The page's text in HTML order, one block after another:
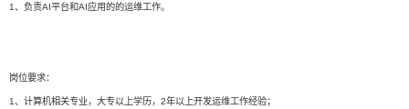
1、负责AI平台和AI应用的的运维工作。
岗位要求：
1、计算机相关专业，大专以上学历，2年以上开发运维工作经验；